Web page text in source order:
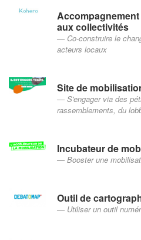
aux collectivités
Co-construire le
acteurs locaux
Site de
S'engager via des
rassemblements, du
Incubateur de
Booster une
Outil de
Utiliser un outil